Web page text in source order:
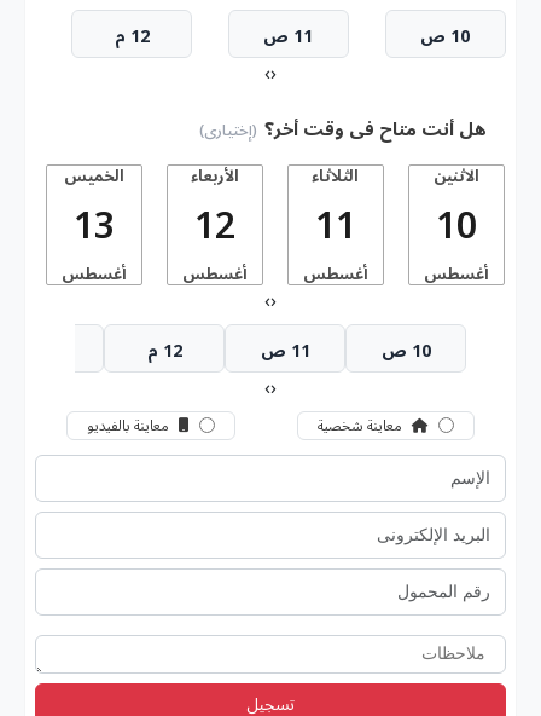
10 ص 11 ص 12 م
‹
›
هل أنت متاح فى وقت أخر؟ (إختيارى)
الاثنين
10
أغسطس
الثلاثاء
11
أغسطس
الأربعاء
12
أغسطس
الخميس
13
أغسطس
‹
›
10 ص 11 ص 12 م
‹
›
معاينة شخصية معاينة بالفيديو
تسجيل